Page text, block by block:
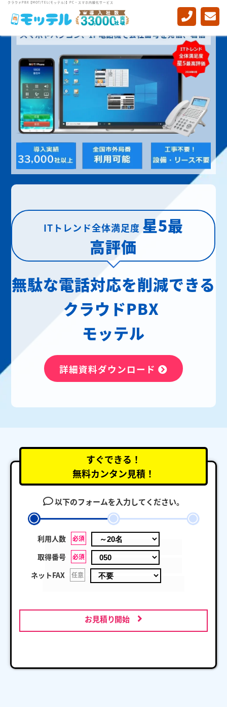
クラウドPBX【MOT/TEL(モッテル)】PC・スマホ内線化サービス
ITトレンド全体満足度 星5最
高評価
無駄な電話対応を削減できる
クラウドPBX
モッテル
詳細資料ダウンロード
すぐできる！
無料カンタン見積！
以下のフォームを入力してください。
利用人数 必須
取得番号 必須
ネットFAX 任意
お見積り開始